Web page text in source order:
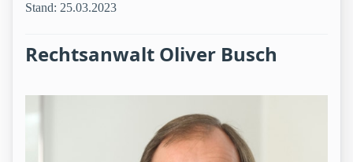
Stand: 25.03.2023
Rechtsanwalt Oliver Busch